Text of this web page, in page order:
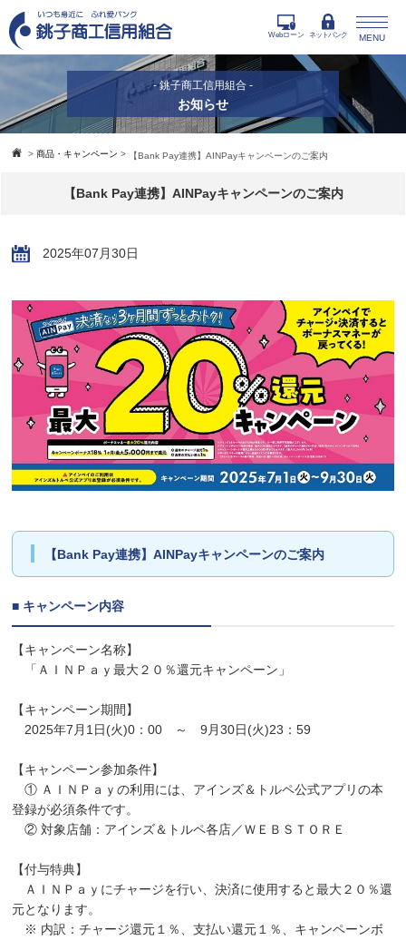
MENU
Webローン ネットバンク
- 銚子商工信用組合 -
お知らせ
>商品・キャンペーン > 【Bank Pay連携】AINPayキャンペーンのご案内
【Bank Pay連携】AINPayキャンペーンのご案内
2025年07月30日
【Bank Pay連携】AINPayキャンペーンのご案内
■ キャンペーン内容
【キャンペーン名称】
「ＡＩＮＰａｙ最大２０％還元キャンペーン」
【キャンペーン期間】
2025年7月1日(火)0：00 ～ 9月30日(火)23：59
【キャンペーン参加条件】
① ＡＩＮＰａｙの利用には、アインズ＆トルペ公式アプリの本
登録が必須条件です。
② 対象店舗：アインズ＆トルペ各店／ＷＥＢＳＴＯＲＥ
【付与特典】
ＡＩＮＰａｙにチャージを行い、決済に使用すると最大２０％還
元となります。
※ 内訳：チャージ還元１％、支払い還元１％、キャンペーンボ